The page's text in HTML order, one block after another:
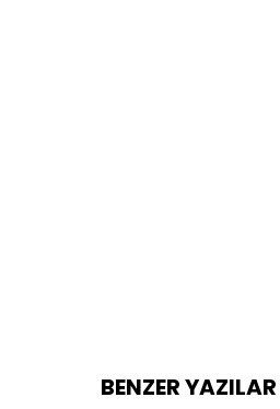
BENZER YAZILAR